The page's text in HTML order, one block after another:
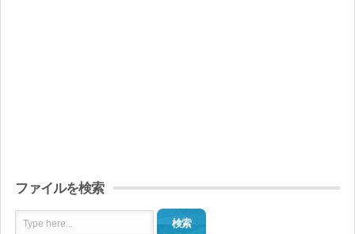
ファイルを検索
検索